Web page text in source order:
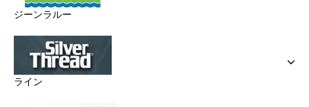
ジーンラルー
ライン